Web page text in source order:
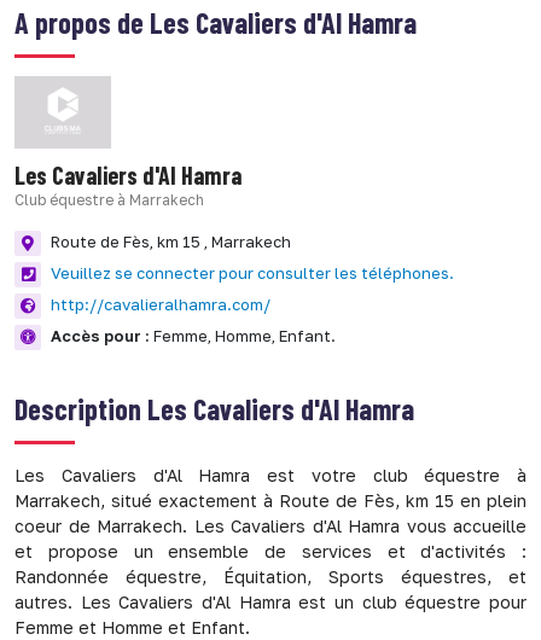
A propos de Les Cavaliers d'Al Hamra
Les Cavaliers d'Al Hamra
Club équestre à Marrakech
Route de Fès, km 15 , Marrakech
Veuillez se connecter pour consulter les téléphones.
http://cavalieralhamra.com/
Accès pour : Femme, Homme, Enfant.
Description Les Cavaliers d'Al Hamra
Les Cavaliers d'Al Hamra est votre club équestre à
Marrakech, situé exactement à Route de Fès, km 15 en plein
coeur de Marrakech. Les Cavaliers d'Al Hamra vous accueille
et propose un ensemble de services et d'activités :
Randonnée équestre, Équitation, Sports équestres, et
autres. Les Cavaliers d'Al Hamra est un club équestre pour
Femme et Homme et Enfant.